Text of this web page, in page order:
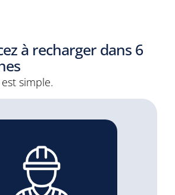
à recharger dans 6
simple.